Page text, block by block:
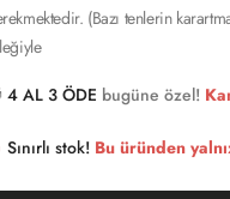
(Bazı tenlerin
4 AL 3 ÖDE bugüne özel!
Sınırlı stok! Bu üründen